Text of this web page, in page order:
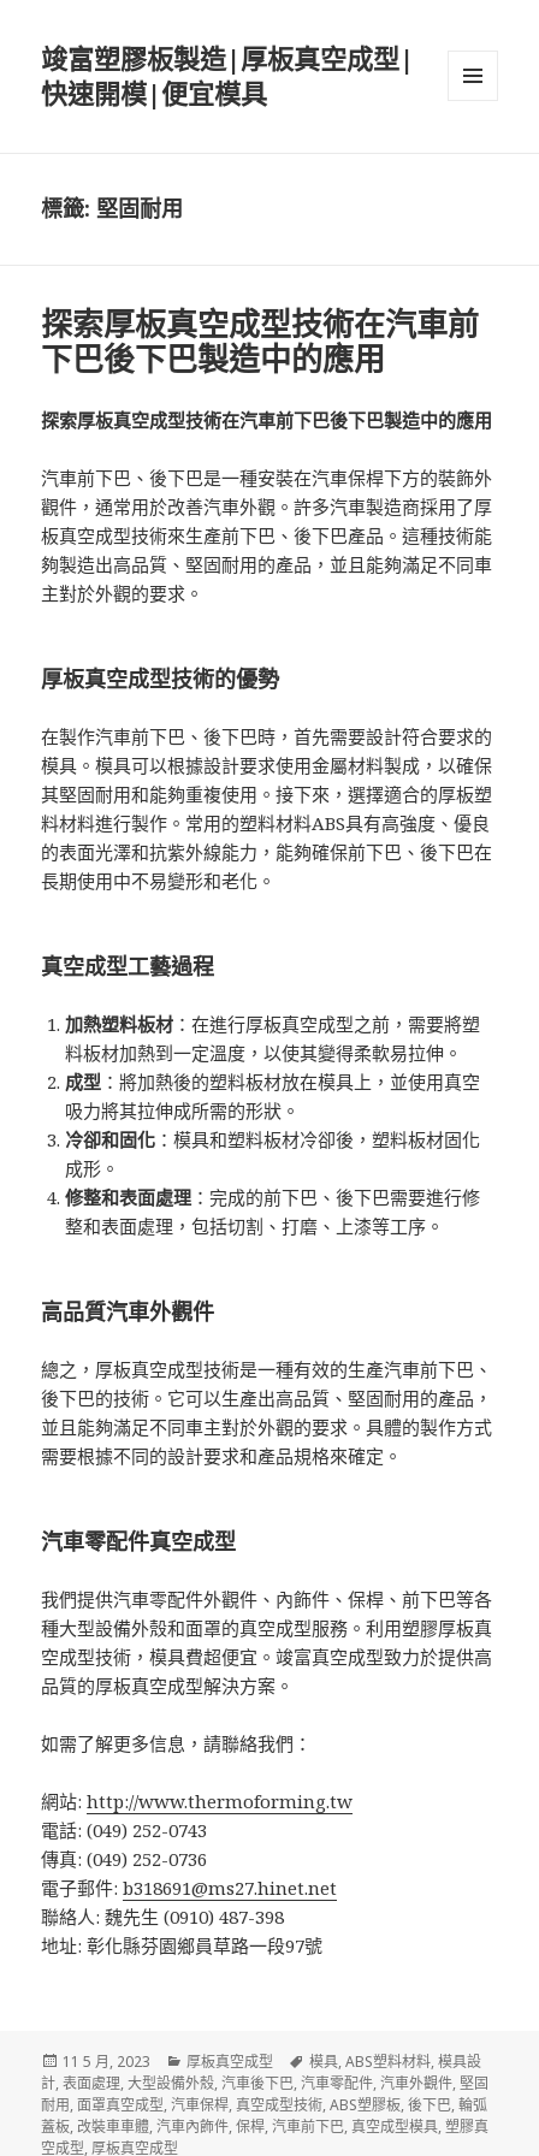
竣富塑膠板製造|厚板真空成型|
快速開模|便宜模具
標籤:堅固耐用
探索厚板真空成型技術在汽車前
下巴後下巴製造中的應用
探索厚板真空成型技術在汽車前下巴後下巴製造中的應用
汽車前下巴、後下巴是一種安裝在汽車保桿下方的裝飾外
觀件，通常用於改善汽車外觀。許多汽車製造商採用了厚
板真空成型技術來生產前下巴、後下巴產品。這種技術能
夠製造出高品質、堅固耐用的產品，並且能夠滿足不同車
主對於外觀的要求。
厚板真空成型技術的優勢
在製作汽車前下巴、後下巴時，首先需要設計符合要求的
模具。模具可以根據設計要求使用金屬材料製成，以確保
其堅固耐用和能夠重複使用。接下來，選擇適合的厚板塑
料材料進行製作。常用的塑料材料ABS具有高強度、優良
的表面光澤和抗紫外線能力，能夠確保前下巴、後下巴在
長期使用中不易變形和老化。
真空成型工藝過程
加熱塑料板材 ：在進行厚板真空成型之前，需要將塑
料板材加熱到一定溫度，以使其變得柔軟易拉伸。
成型 ：將加熱後的塑料板材放在模具上，並使用真空
吸力將其拉伸成所需的形狀。
冷卻和固化 ：模具和塑料板材冷卻後，塑料板材固化
成形。
修整和表面處理 ：完成的前下巴、後下巴需要進行修
整和表面處理，包括切割、打磨、上漆等工序。
高品質汽車外觀件
總之，厚板真空成型技術是一種有效的生產汽車前下巴、
後下巴的技術。它可以生產出高品質、堅固耐用的產品，
並且能夠滿足不同車主對於外觀的要求。具體的製作方式
需要根據不同的設計要求和產品規格來確定。
汽車零配件真空成型
我們提供汽車零配件外觀件、內飾件、保桿、前下巴等各
種大型設備外殼和面罩的真空成型服務。利用塑膠厚板真
空成型技術，模具費超便宜。竣富真空成型致力於提供高
品質的厚板真空成型解決方案。
如需了解更多信息，請聯絡我們：
網站:http://www.thermoforming.tw
電話: (049) 252-0743
傳真: (049) 252-0736
電子郵件:b318691@ms27.hinet.net
聯絡人: 魏先生 (0910) 487-398
地址: 彰化縣芬園鄉員草路一段97號
發
佈
於
11 5 月, 2023
分
類
厚板真空成型
標
籤
模具,ABS塑料材料,模具設
計,表面處理,大型設備外殼,汽車後下巴,汽車零配件,汽車外觀件, 堅固
耐用,面罩真空成型,汽車保桿,真空成型技術,ABS塑膠板,後下巴,輪弧
蓋板, 改裝車車體,汽車內飾件,保桿,汽車前下巴,真空成型模具,塑膠真
空成型,厚板真空成型